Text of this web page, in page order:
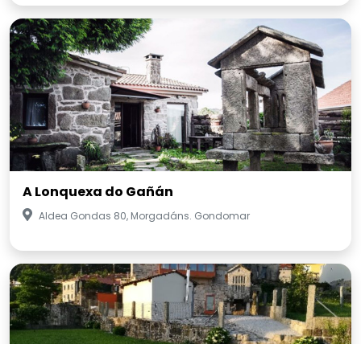
A Lonquexa do Gañán
Aldea Gondas 80, Morgadáns. Gondomar